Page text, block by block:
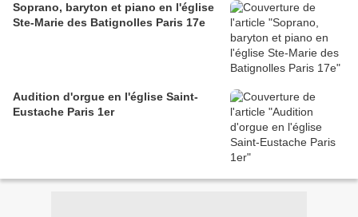
Soprano, baryton et piano en l'église
Ste-Marie des Batignolles Paris 17e
Audition d'orgue en l'église Saint-
Eustache Paris 1er